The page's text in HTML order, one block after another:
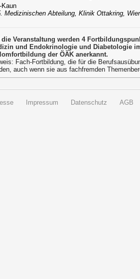
Kaun
Medizinischen Abteilung, Klinik Ottakring,
die Veranstaltung werden 4
und Endokrinologie und Diabetologie
der ÖÄK anerkannt.
Fach-Fortbildung, die für die
auch wenn sie aus fachfremden
Impressum Datenschutz AGB